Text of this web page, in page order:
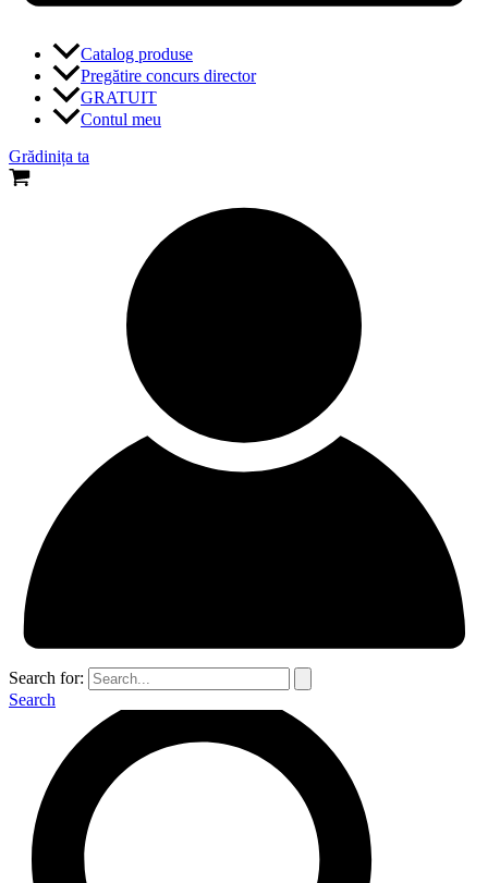
Catalog produse
Pregătire concurs director
GRATUIT
Contul meu
Grădinița ta
Search for:
Search